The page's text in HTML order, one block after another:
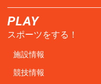
PLAY
スポーツをする！
施設情報
競技情報